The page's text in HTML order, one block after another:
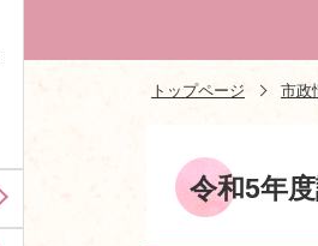
トップページ 市政
令和5年